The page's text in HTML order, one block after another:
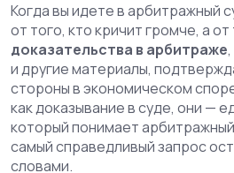
Когда вы идете в арбитражный
от того, кто кричит громче, а от
доказательства в арбитраже,
и другие материалы,
стороны в экономическом
какдоказывание в суде, они —
который понимает
самый справедливый запрос
словами.